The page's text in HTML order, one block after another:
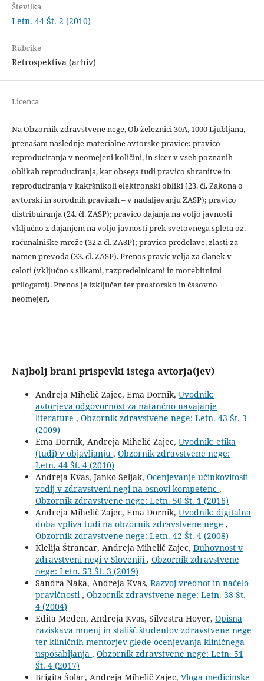
Številka
Letn. 44 Št. 2 (2010)
Rubrike
Retrospektiva (arhiv)
Licenca
Na Obzornik zdravstvene nege, Ob železnici 30A, 1000 Ljubljana,
prenašam naslednje materialne avtorske pravice: pravico
reproduciranja v neomejeni količini, in sicer v vseh poznanih
oblikah reproduciranja, kar obsega tudi pravico shranitve in
reproduciranja v kakršnikoli elektronski obliki (23. čl. Zakona o
avtorski in sorodnih pravicah – v nadaljevanju ZASP); pravico
distribuiranja (24. čl. ZASP); pravico dajanja na voljo javnosti
vključno z dajanjem na voljo javnosti prek svetovnega spleta oz.
računalniške mreže (32.a čl. ZASP); pravico predelave, zlasti za
namen prevoda (33. čl. ZASP). Prenos pravic velja za članek v
celoti (vključno s slikami, razpredelnicami in morebitnimi
prilogami). Prenos je izključen ter prostorsko in časovno
neomejen.
Najbolj brani prispevki istega avtorja(jev)
Andreja Mihelič Zajec, Ema Dornik, Uvodnik:
avtorjeva odgovornost za natančno navajanje
literature , Obzornik zdravstvene nege: Letn. 43 Št. 3
(2009)
Ema Dornik, Andreja Mihelič Zajec, Uvodnik: etika
(tudi) v objavljanju , Obzornik zdravstvene nege:
Letn. 44 Št. 4 (2010)
Andreja Kvas, Janko Seljak, Ocenjevanje učinkovitosti
vodij v zdravstveni negi na osnovi kompetenc ,
Obzornik zdravstvene nege: Letn. 50 Št. 1 (2016)
Andreja Mihelič Zajec, Ema Dornik, Uvodnik: digitalna
doba vpliva tudi na obzornik zdravstvene nege ,
Obzornik zdravstvene nege: Letn. 42 Št. 4 (2008)
Klelija Štrancar, Andreja Mihelič Zajec, Duhovnost v
zdravstveni negi v Sloveniji , Obzornik zdravstvene
nege: Letn. 53 Št. 3 (2019)
Sandra Naka, Andreja Kvas, Razvoj vrednot in načelo
pravičnosti , Obzornik zdravstvene nege: Letn. 38 Št.
4 (2004)
Edita Meden, Andreja Kvas, Silvestra Hoyer, Opisna
raziskava mnenj in stališč študentov zdravstvene nege
ter kliničnih mentorjev glede ocenjevanja kliničnega
usposabljanja , Obzornik zdravstvene nege: Letn. 51
Št. 4 (2017)
Brigita Šolar, Andreja Mihelič Zajec, Vloga medicinske